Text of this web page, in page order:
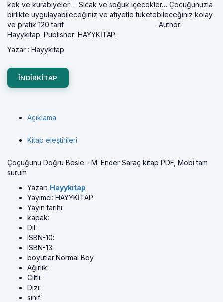
kek ve kurabiyeler… Sıcak ve soğuk içecekler… Çocuğunuzla
birlikte uygulayabileceğiniz ve afiyetle tüketebileceğiniz kolay
ve pratik 120 tarif . Author:
Hayykitap. Publisher: HAYYKİTAP.
Yazar : Hayykitap
INDIRKITAP
Açıklama
Kitap eleştirileri
Çoçuğunu Doğru Besle - M. Ender Saraç kitap PDF, Mobi tam
sürüm
Yazar: Hayykitap
Yayımcı: HAYYKİTAP
Yayın tarihi:
kapak:
Dil:
ISBN-10:
ISBN-13:
boyutlar:Normal Boy
Ağırlık:
Ciltli:
Dizi:
sınıf: